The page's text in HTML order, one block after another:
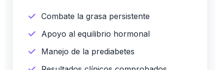
Combate la grasa persistente
Apoyo al equilibrio hormonal
Manejo de la prediabetes